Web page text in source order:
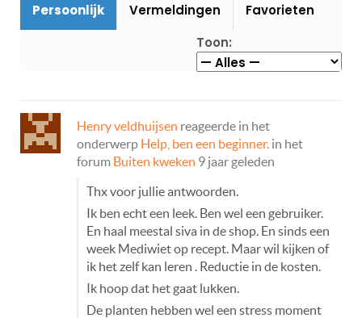
Persoonlijk Vermeldingen
Favorieten
Toon:
Henry veldhuijsen reageerde in het
onderwerp Help, ben een beginner. in het
forum Buiten kweken 9 jaar geleden
Thx voor jullie antwoorden.
Ik ben echt een leek. Ben wel een gebruiker.
En haal meestal siva in de shop. En sinds een
week Mediwiet op recept. Maar wil kijken of
ik het zelf kan leren . Reductie in de kosten.
Ik hoop dat het gaat lukken.
De planten hebben wel een stress moment